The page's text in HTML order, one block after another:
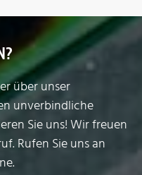
über unser
unverbindliche
Sie uns! Wir freuen
Rufen Sie uns an